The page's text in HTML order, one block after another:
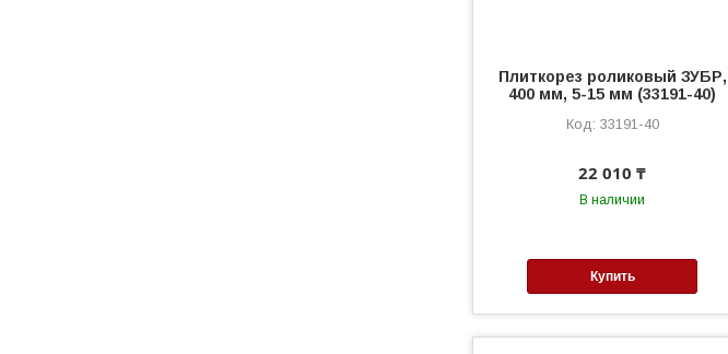
Плиткорез роликовый ЗУБР,
400 мм, 5-15 мм (33191-40)
33191-40
22 010 ₸
В наличии
Купить